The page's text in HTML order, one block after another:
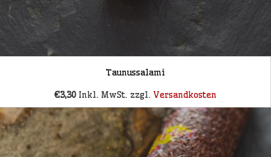
Taunussalami
€3,30 Inkl. MwSt. zzgl. Versandkosten